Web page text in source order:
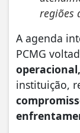
regiões
A agenda
PCMG
instituição,